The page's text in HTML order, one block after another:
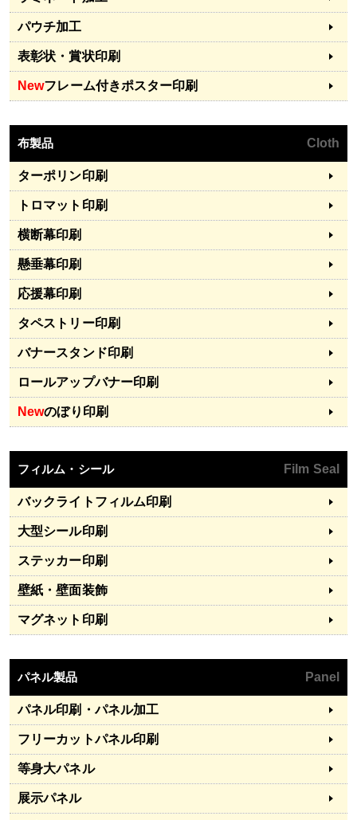
パウチ加工
表彰状・賞状印刷
Newフレーム付きポスター印刷
布製品 Cloth
ターポリン印刷
トロマット印刷
横断幕印刷
懸垂幕印刷
応援幕印刷
タペストリー印刷
バナースタンド印刷
ロールアップバナー印刷
Newのぼり印刷
フィルム・シール Film Seal
バックライトフィルム印刷
大型シール印刷
ステッカー印刷
壁紙・壁面装飾
マグネット印刷
パネル製品 Panel
パネル印刷・パネル加工
フリーカットパネル印刷
等身大パネル
展示パネル